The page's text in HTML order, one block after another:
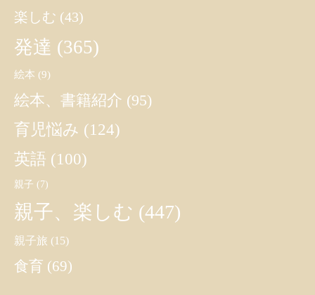
楽しむ (43)
発達 (365)
絵本 (9)
絵本、書籍紹介 (95)
育児悩み (124)
英語 (100)
親子 (7)
親子、楽しむ (447)
親子旅 (15)
食育 (69)